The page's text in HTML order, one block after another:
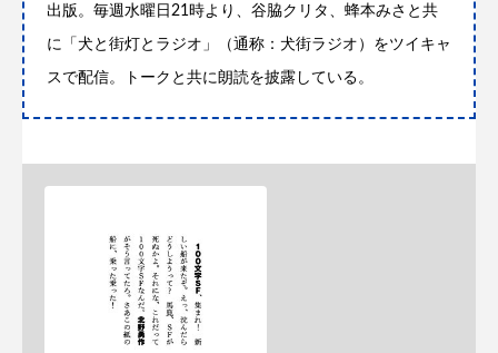
出版。毎週水曜日21時より、谷脇クリタ、蜂本みさと共
に「犬と街灯とラジオ」（通称：犬街ラジオ）をツイキャ
スで配信。トークと共に朗読を披露している。